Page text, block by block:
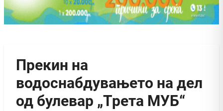
Прекин на
водоснабдувањето на дел
од булевар „Третa МУБ“